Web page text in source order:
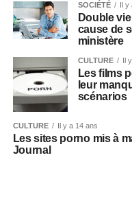
SOCIÉTÉ Il y
Double
cause de
ministère
CULTURE Il
Les films
leur
scénarios
CULTURE Il y a 14 ans
Les sites porno mis à
Journal